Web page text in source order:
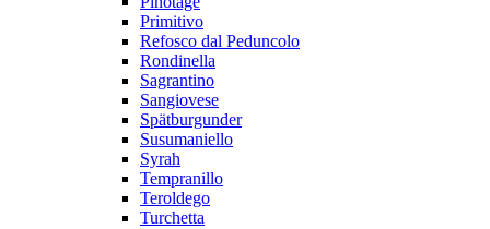
Primitivo
Refosco dal Peduncolo
Rondinella
Sagrantino
Sangiovese
Spätburgunder
Susumaniello
Syrah
Tempranillo
Teroldego
Turchetta